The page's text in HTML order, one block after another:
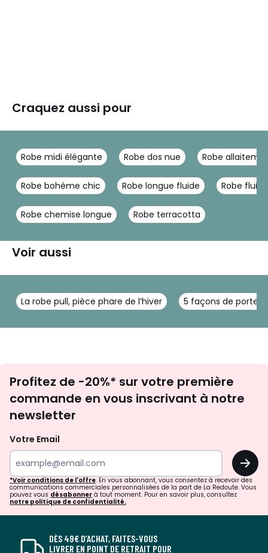
Craquez aussi pour
Robe midi élégante Robe dos nue Robe
Robe bohème chic Robe longue fluide Robe
Robe chemise longue Robe terracotta
Voir aussi
La robe pull, pièce phare de l’hiver 5 façons de porter
newsletter
Profitez de -20%* sur votre première
commande en vous inscrivant à notre
newsletter
Votre Email
OK
*Voir conditions de l'offre. En vous abonnant, vous consentez à recevoir des
communications commerciales personnalisées de la part de La Redoute. Vous
pouvez vous désabonner à tout moment. Pour en savoir plus, consultez
notre politique de confidentialité.
DÈS 49€ D’ACHAT, FAITES-VOUS
LIVRER EN POINT DE RETRAIT POUR